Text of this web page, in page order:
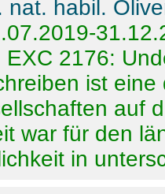
nat. habil.
EXC 2176:
ist
auf
war für den
in